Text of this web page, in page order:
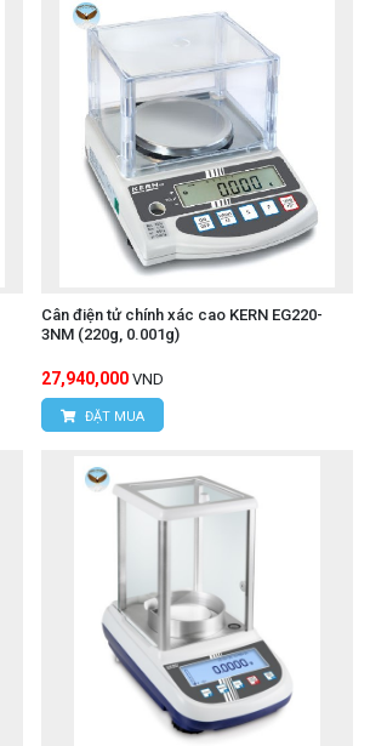
Cân điện tử chính xác cao KERN EG220-
3NM (220g, 0.001g)
27,940,000 VND
ĐẶT MUA